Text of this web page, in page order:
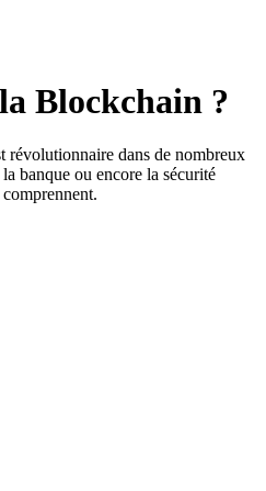
Blockchain ?
révolutionnaire dans de nombreux
banque ou encore la sécurité